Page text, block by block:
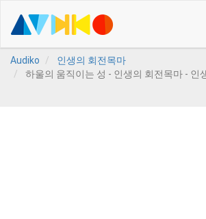
Audiko
인생의 회전목마
하울의 움직이는 성 - 인생의 회전목마 - 인